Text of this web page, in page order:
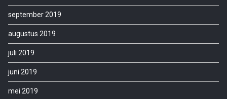
september 2019
augustus 2019
juli 2019
juni 2019
mei 2019